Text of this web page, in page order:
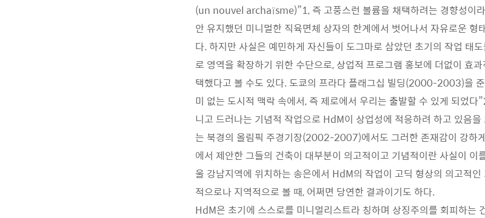
(un nouvel archaïsme)”1, 즉 고풍스런 볼륨을 채택하려는 경향성이
안 유지했던 미니멀한 직육면체 상자의 한계에서 벗어나서 자유로운 형
다. 하지만 사실은 예민하게 자신들이 도그마로 삼았던 초기의 작업 태
로 영역을 확장하기 위한 수단으로, 상업적 프로그램 홍보에 더없이 효
택했다고 볼 수도 있다. 도쿄의 프라다 플래그십 빌딩(2000-2003)을
미 없는 도시적 맥락 속에서, 즉 제로에서 우리는 출발할 수 있게 되었다
니고 드러나는 기념적 작업으로 HdM이 상업성에 적응하려 하고 있음을
는 북경의 올림픽 주경기장(2002-2007)에서도 그러한 존재감이 강하
에서 제안한 그들의 건축이 대부분이 의고적이고 기념적이란 사실이 이
울 강남지역에 위치하는 송은에서 HdM의 작업이 고딕 형상의 의고적
적으로나 지역적으로 볼 때, 어쩌면 당연한 결과이기도 하다.
HdM은 초기에 스스로를 미니멀리스트라 칭하며 상징주의를 회피하는